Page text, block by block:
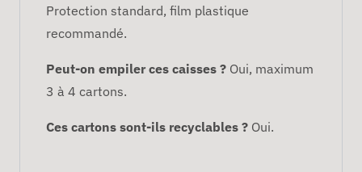
Protection standard, film plastique
recommandé.
Peut-on empiler ces caisses ? Oui, maximum
3 à 4 cartons.
Ces cartons sont-ils recyclables ? Oui.